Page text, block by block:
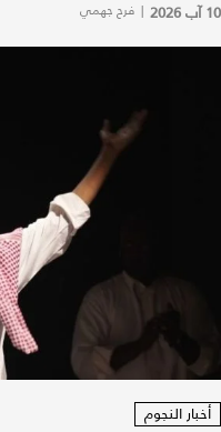
10 آب 2026 | فرح جهمي
أخبار النجوم